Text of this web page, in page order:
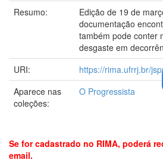
Resumo:
Edição de 19 de
documentação
também pode conter
desgaste em
URI:
https://rima.ufrrj.br/
Aparece nas
coleções:
O Progressista
Se for cadastrado no RIMA, poderá
email.